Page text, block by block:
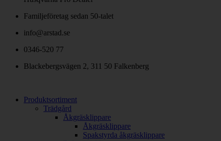
Familjeföretag sedan 50-talet
info@arstad.se
0346-520 77
Blackebergsvägen 2, 311 50 Falkenberg
Produktsortiment
Trädgård
Åkgräsklippare
Åkgräsklippare
Spakstyrda åkgräsklippare